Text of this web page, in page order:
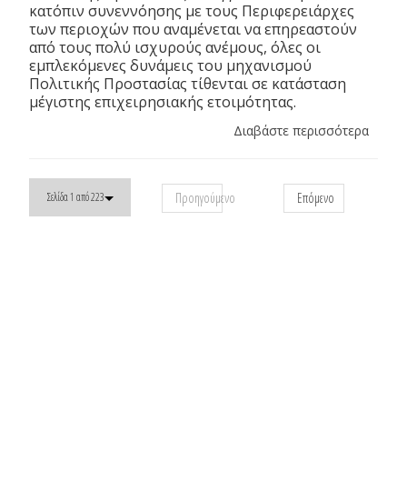
κατόπιν συνεννόησης με τους Περιφερειάρχες
των περιοχών που αναμένεται να επηρεαστούν
από τους πολύ ισχυρούς ανέμους, όλες οι
εμπλεκόμενες δυνάμεις του μηχανισμού
Πολιτικής Προστασίας τίθενται σε κατάσταση
μέγιστης επιχειρησιακής ετοιμότητας.
Διαβάστε περισσότερα
Σελίδα 1 από 223 Προηγούμενο Επόμενο